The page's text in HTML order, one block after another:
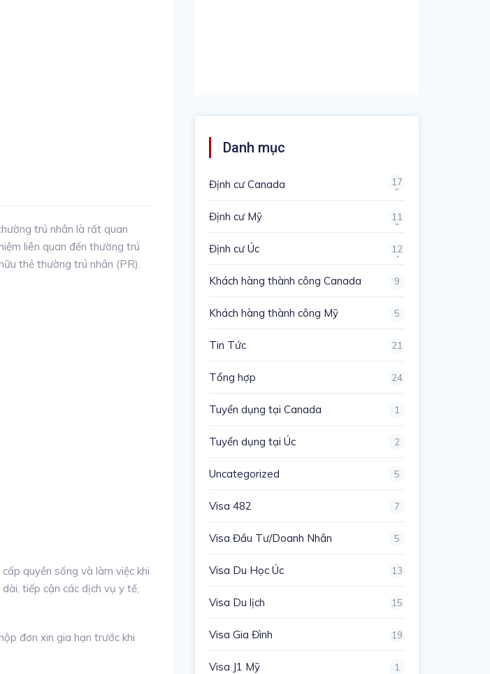
trú nhân là rất quan
liên quan đến thường trú
thẻ thường trú nhân (PR).
quyền sống và làm việc khi
tiếp cận các dịch vụ y tế,
đơn xin gia hạn trước khi
Danh mục
Định cư Canada
17
0
Định cư Mỹ
11
3
Định cư Úc
12
4
Khách hàng thành công Canada 9
Khách hàng thành công Mỹ 5
Tin Tức 21
Tổng hợp 24
Tuyển dụng tại Canada 1
Tuyển dụng tại Úc 2
Uncategorized 5
Visa 482 7
Visa Đầu Tư/Doanh Nhân 5
Visa Du Học Úc 13
Visa Du lịch 15
Visa Gia Đình 19
Visa J1 Mỹ 1